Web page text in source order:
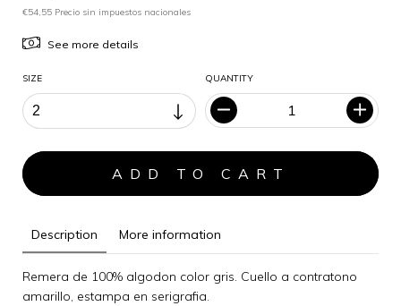
€54,55 Precio sin impuestos nacionales
See more details
SIZE QUANTITY
Description More information
Remera de 100% algodon color gris. Cuello a contratono
amarillo, estampa en serigrafia.